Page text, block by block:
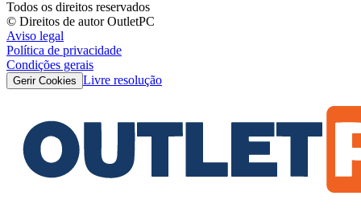
Todos os direitos reservados
© Direitos de autor OutletPC
Aviso legal
Política de privacidade
Condições gerais
Gerir Cookies Livre resolução